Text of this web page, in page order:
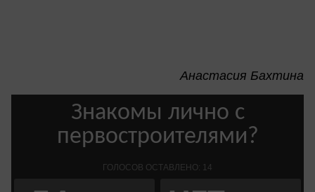
Анастасия Бахтина